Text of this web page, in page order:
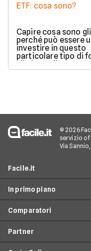
ETF: cosa sono?
Capire cosa sono gli
perché può essere
investire in questo
particolare tipo di
alla base di una
investimento
© 2026
servizio
Via
Facile.it
Assicurazioni
Prestiti
Mutui
In primo piano
Conto Online
Conto Corrente
Conto Deposito
Comparatori
Partner